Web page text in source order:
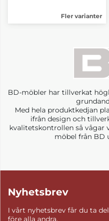
Fler varianter
BD-möbler har tillverkat
Med hela produktkedjan
ifrån design och
kvalitetskontrollen så vågar
möbel från BD
Nyhetsbrev
I vårt nyhetsbrev får du ta
före alla andra.